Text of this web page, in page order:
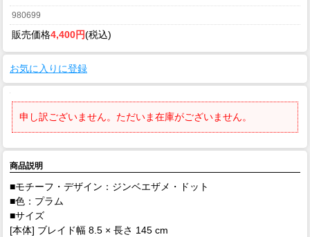
980699
販売価格4,400円(税込)
お気に入りに登録
申し訳ございません。ただいま在庫がございません。
商品説明
■モチーフ・デザイン：ジンベエザメ・ドット
■色：プラム
■サイズ
[本体] ブレイド幅 8.5 × 長さ 145 cm